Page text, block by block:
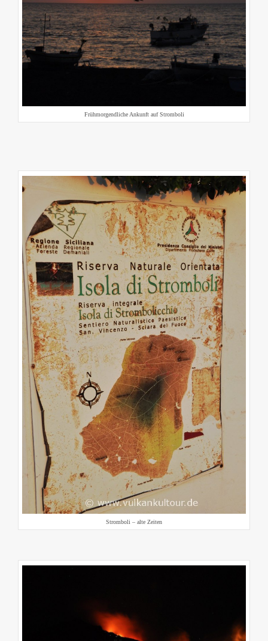
Frühmorgendliche Ankunft auf Stromboli
Stromboli – alte Zeiten